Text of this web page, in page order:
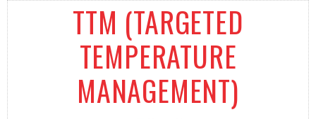
TTM (TARGETED
TEMPERATURE
MANAGEMENT)